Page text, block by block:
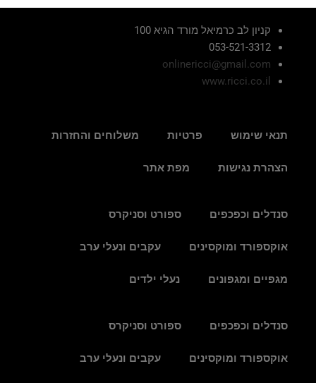
קניון לב כרמיאל מורד הגיא 100
053-521-3312
onlinericci@gmail.com
www.ricci.co.il
תנאי שימוש פרטיות משלוחים והחזרות
הצהרת נגישות מפת אתר
סנדלים וכפכפים ספורט וסניקרס
אוקספורד ומוקסינים עקבים ונעלי ערב
מגפיים ומגפונים נעלי ילדים
סנדלים וכפכפים ספורט וסניקרס
אוקספורד ומוקסינים עקבים ונעלי ערב